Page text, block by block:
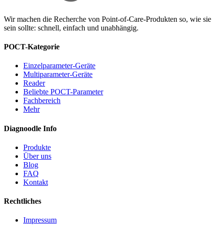
Wir machen die Recherche von Point-of-Care-Produkten so, wie sie
sein sollte: schnell, einfach und unabhängig.
POCT-Kategorie
Einzelparameter-Geräte
Multiparameter-Geräte
Reader
Beliebte POCT-Parameter
Fachbereich
Mehr
Diagnoodle Info
Produkte
Über uns
Blog
FAQ
Kontakt
Rechtliches
Impressum